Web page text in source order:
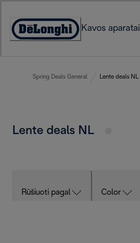
Content
Accessibility
Kavos aparatai
Spring Deals General Lente deals NL
Lente deals NL
Rūšiuoti pagal Color